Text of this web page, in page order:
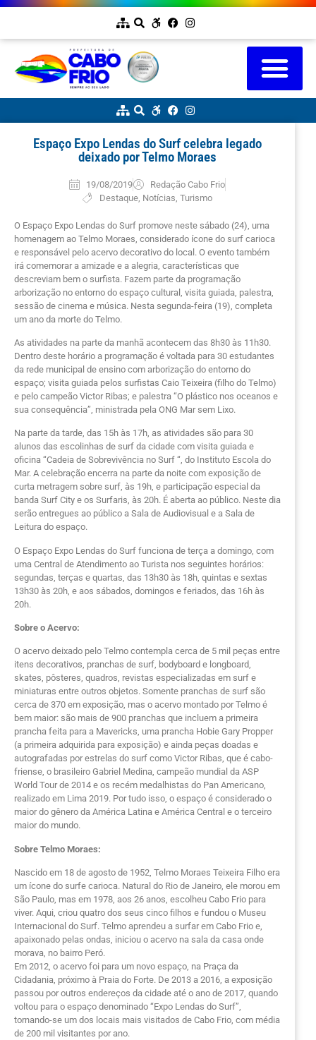
Espaço Expo Lendas do Surf celebra legado
deixado por Telmo Moraes
19/08/2019
Redação Cabo Frio
Destaque, Notícias Turismo
O Espaço Expo Lendas do Surf promove neste sábado (24), uma
homenagem ao Telmo Moraes, considerado ícone do surf carioca
e responsável pelo acervo decorativo do local. O evento também
irá comemorar a amizade e a alegria, características que
descreviam bem o surfista. Fazem parte da programação
arborização no entorno do espaço cultural, visita guiada, palestra,
sessão de cinema e música. Nesta segunda-feira (19), completa
um ano da morte do Telmo.
As atividades na parte da manhã acontecem das 8h30 às 11h30.
Dentro deste horário a programação é voltada para 30 estudantes
da rede municipal de ensino com arborização do entorno do
espaço; visita guiada pelos surfistas Caio Teixeira (filho do Telmo)
e pelo campeão Victor Ribas; e palestra “O plástico nos oceanos e
sua consequência”, ministrada pela ONG Mar sem Lixo.
Na parte da tarde, das 15h às 17h, as atividades são para 30
alunos das escolinhas de surf da cidade com visita guiada e
oficina “Cadeia de Sobrevivência no Surf “, do Instituto Escola do
Mar. A celebração encerra na parte da noite com exposição de
curta metragem sobre surf, às 19h, e participação especial da
banda Surf City e os Surfaris, às 20h. É aberta ao público. Neste dia
serão entregues ao público a Sala de Audiovisual e a Sala de
Leitura do espaço.
O Espaço Expo Lendas do Surf funciona de terça a domingo, com
uma Central de Atendimento ao Turista nos seguintes horários:
segundas, terças e quartas, das 13h30 às 18h, quintas e sextas
13h30 às 20h, e aos sábados, domingos e feriados, das 16h às
20h.
Sobre o Acervo:
O acervo deixado pelo Telmo contempla cerca de 5 mil peças entre
itens decorativos, pranchas de surf, bodyboard e longboard,
skates, pôsteres, quadros, revistas especializadas em surf e
miniaturas entre outros objetos. Somente pranchas de surf são
cerca de 370 em exposição, mas o acervo montado por Telmo é
bem maior: são mais de 900 pranchas que incluem a primeira
prancha feita para a Mavericks, uma prancha Hobie Gary Propper
(a primeira adquirida para exposição) e ainda peças doadas e
autografadas por estrelas do surf como Victor Ribas, que é cabo-
friense, o brasileiro Gabriel Medina, campeão mundial da ASP
World Tour de 2014 e os recém medalhistas do Pan Americano,
realizado em Lima 2019. Por tudo isso, o espaço é considerado o
maior do gênero da América Latina e América Central e o terceiro
maior do mundo.
Sobre Telmo Moraes:
Nascido em 18 de agosto de 1952, Telmo Moraes Teixeira Filho era
um ícone do surfe carioca. Natural do Rio de Janeiro, ele morou em
São Paulo, mas em 1978, aos 26 anos, escolheu Cabo Frio para
viver. Aqui, criou quatro dos seus cinco filhos e fundou o Museu
Internacional do Surf. Telmo aprendeu a surfar em Cabo Frio e,
apaixonado pelas ondas, iniciou o acervo na sala da casa onde
morava, no bairro Peró.
Em 2012, o acervo foi para um novo espaço, na Praça da
Cidadania, próximo à Praia do Forte. De 2013 a 2016, a exposição
passou por outros endereços da cidade até o ano de 2017, quando
voltou para o espaço denominado “Expo Lendas do Surf”,
tornando-se um dos locais mais visitados de Cabo Frio, com média
de 200 mil visitantes por ano.